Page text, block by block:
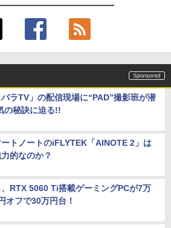
パラTV」の配信現場に“PAD”撮影班が潜
の秘訣に迫る!!
トノートのiFLYTEK「AINOTE 2」は
的なのか？
RTX 5060 Ti搭載ゲーミングPCが7万
オフで30万円台！